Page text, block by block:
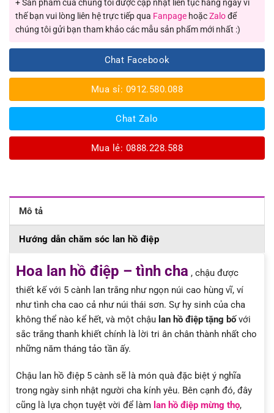
+ Sản phẩm của chúng tôi được cập nhật liên tục hàng ngày vì
thế bạn vui lòng liên hệ trực tiếp qua Fanpage hoặcZalođể
chúng tôi gửi bạn tham khảo các mẫu sản phẩm mới nhất :)
Chat Facebook
Mua sỉ: 0912.580.088
Chat Zalo
Mua lẻ: 0888.228.588
Mô tả
Hướng dẫn chăm sóc lan hồ điệp
Hoa lan hồ điệp – tình cha , chậu được
thiết kế với 5 cành lan trắng như ngọn núi cao hùng vĩ, ví
như tình cha cao cả như núi thái sơn. Sự hy sinh của cha
không thể nào kể hết, và một chậu lan hồ điệp tặng bốvới
sắc trắng thanh khiết chính là lời tri ân chân thành nhất cho
những năm tháng tảo tần ấy.
Chậu lan hồ điệp 5 cành sẽ là món quà đặc biệt ý nghĩa
trong ngày sinh nhật người cha kính yêu. Bên cạnh đó, đây
cũng là lựa chọn tuyệt vời để làm lan hồ điệp mừng thọ,